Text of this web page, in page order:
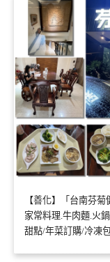
【善化】「台南芬
家常料理.牛肉麵.火
甜點/年菜訂購/冷凍